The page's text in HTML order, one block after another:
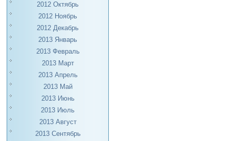
2012 Октябрь
2012 Ноябрь
2012 Декабрь
2013 Январь
2013 Февраль
2013 Март
2013 Апрель
2013 Май
2013 Июнь
2013 Июль
2013 Август
2013 Сентябрь